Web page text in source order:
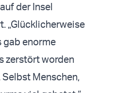
der Insel
„Glücklicherweise
gab enorme
zerstört worden
Menschen,